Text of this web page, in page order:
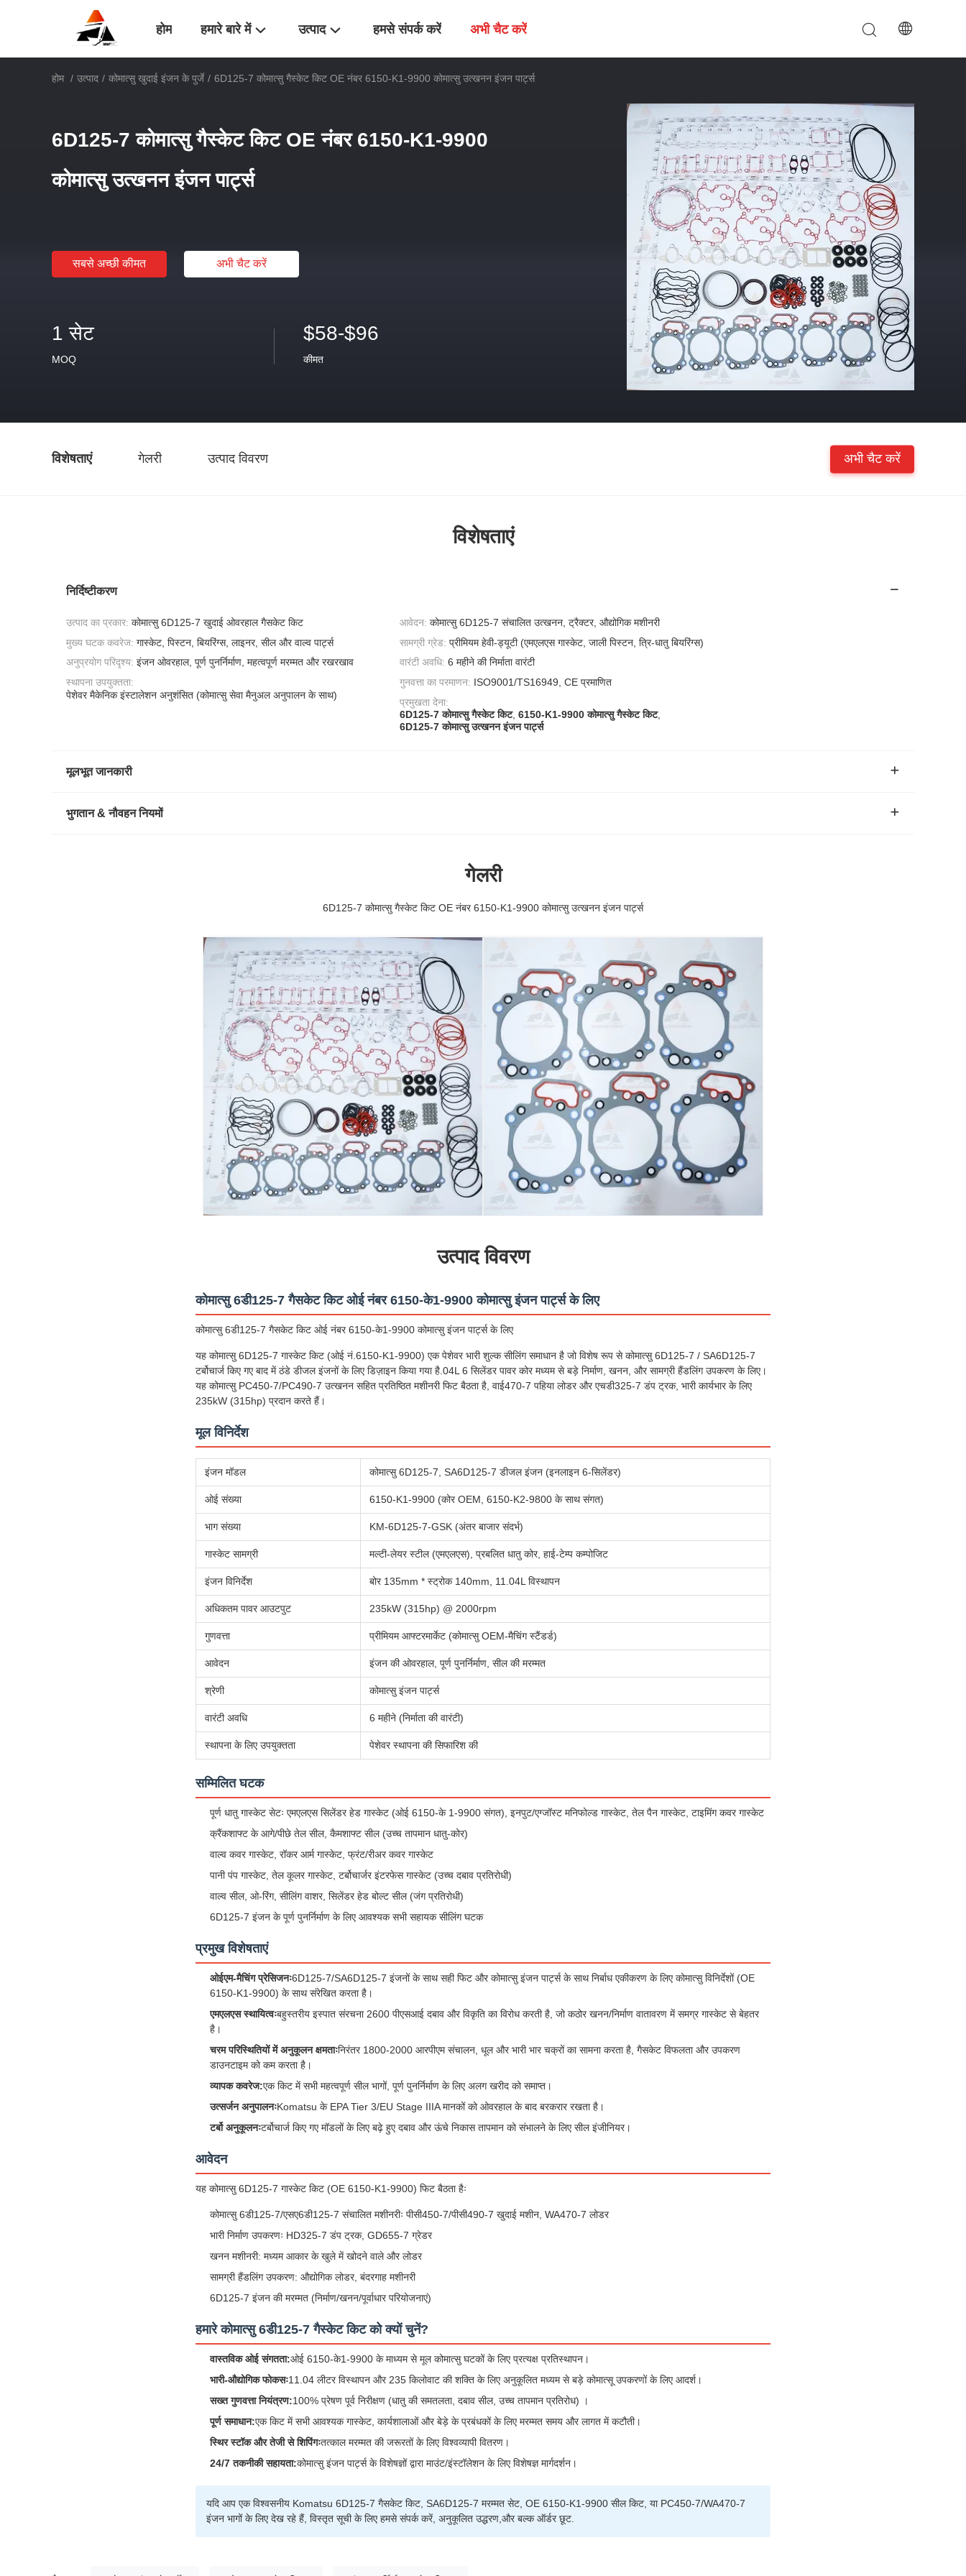
होम हमारे बारे में उत्पाद हमसे संपर्क करें अभी चैट करें
होम / उत्पाद / कोमात्सु खुदाई इंजन के पुर्जे / 6D125-7 कोमात्सु गैस्केट किट OE नंबर 6150-K1-9900 कोमात्सु उत्खनन इंजन पार्ट्स
6D125-7 कोमात्सु गैस्केट किट OE नंबर 6150-K1-9900
कोमात्सु उत्खनन इंजन पार्ट्स
सबसे अच्छी कीमत अभी चैट करें
1 सेट
MOQ
$58-$96
कीमत
विशेषताएं गेलरी उत्पाद विवरण अभी चैट करें
विशेषताएं
निर्दिष्टीकरण
उत्पाद का प्रकार: कोमात्सु 6D125-7 खुदाई ओवरहाल गैसकेट किट आवेदन: कोमात्सु 6D125-7 संचालित उत्खनन, ट्रैक्टर, औद्योगिक मशीनरी
मुख्य घटक कवरेज: गास्केट, पिस्टन, बियरिंग्स, लाइनर, सील और वाल्व पार्ट्स सामग्री ग्रेड: प्रीमियम हेवी-ड्यूटी (एमएलएस गास्केट, जाली पिस्टन, त्रि-धातु बियरिंग्स)
अनुप्रयोग परिदृश्य: इंजन ओवरहाल, पूर्ण पुनर्निर्माण, महत्वपूर्ण मरम्मत और रखरखाव वारंटी अवधि: 6 महीने की निर्माता वारंटी
स्थापना उपयुक्तता:
पेशेवर मैकेनिक इंस्टालेशन अनुशंसित (कोमात्सु सेवा मैनुअल अनुपालन के साथ)
गुनवत्ता का परमाणन: ISO9001/TS16949, CE प्रमाणित
प्रमुखता देना:
6D125-7 कोमात्सु गैस्केट किट, 6150-K1-9900 कोमात्सु गैस्केट किट,
6D125-7 कोमात्सु उत्खनन इंजन पार्ट्स
मूलभूत जानकारी
भुगतान & नौवहन नियमों
गेलरी
6D125-7 कोमात्सु गैस्केट किट OE नंबर 6150-K1-9900 कोमात्सु उत्खनन इंजन पार्ट्स
उत्पाद विवरण
कोमात्सु 6डी125-7 गैसकेट किट ओई नंबर 6150-के1-9900 कोमात्सु इंजन पार्ट्स के लिए
कोमात्सु 6डी125-7 गैसकेट किट ओई नंबर 6150-के1-9900 कोमात्सु इंजन पार्ट्स के लिए
यह कोमात्सु 6D125-7 गास्केट किट (ओई नं.6150-K1-9900) एक पेशेवर भारी शुल्क सीलिंग समाधान है जो विशेष रूप से कोमात्सु 6D125-7 / SA6D125-7
टर्बोचार्ज किए गए बाद में ठंडे डीजल इंजनों के लिए डिज़ाइन किया गया है.04L 6 सिलेंडर पावर कोर मध्यम से बड़े निर्माण, खनन, और सामग्री हैंडलिंग उपकरण के लिए।
यह कोमात्सु PC450-7/PC490-7 उत्खनन सहित प्रतिष्ठित मशीनरी फिट बैठता है, वाई470-7 पहिया लोडर और एचडी325-7 डंप ट्रक, भारी कार्यभार के लिए
235kW (315hp) प्रदान करते हैं।
मूल विनिर्देश
इंजन मॉडल कोमात्सु 6D125-7, SA6D125-7 डीजल इंजन (इनलाइन 6-सिलेंडर)
ओई संख्या 6150-K1-9900 (कोर OEM, 6150-K2-9800 के साथ संगत)
भाग संख्या KM-6D125-7-GSK (अंतर बाजार संदर्भ)
गास्केट सामग्री मल्टी-लेयर स्टील (एमएलएस), प्रबलित धातु कोर, हाई-टेम्प कम्पोजिट
इंजन विनिर्देश बोर 135mm * स्ट्रोक 140mm, 11.04L विस्थापन
अधिकतम पावर आउटपुट 235kW (315hp) @ 2000rpm
गुणवत्ता प्रीमियम आफ्टरमार्केट (कोमात्सु OEM-मैचिंग स्टैंडर्ड)
आवेदन इंजन की ओवरहाल, पूर्ण पुनर्निर्माण, सील की मरम्मत
श्रेणी कोमात्सु इंजन पार्ट्स
वारंटी अवधि 6 महीने (निर्माता की वारंटी)
स्थापना के लिए उपयुक्तता पेशेवर स्थापना की सिफारिश की
सम्मिलित घटक
पूर्ण धातु गास्केट सेटः एमएलएस सिलेंडर हेड गास्केट (ओई 6150-के 1-9900 संगत), इनपुट/एग्जॉस्ट मनिफोल्ड गास्केट, तेल पैन गास्केट, टाइमिंग कवर गास्केट
क्रैंकशाफ्ट के आगे/पीछे तेल सील, कैमशाफ्ट सील (उच्च तापमान धातु-कोर)
वाल्व कवर गास्केट, रॉकर आर्म गास्केट, फ्रंट/रीअर कवर गास्केट
पानी पंप गास्केट, तेल कूलर गास्केट, टर्बोचार्जर इंटरफेस गास्केट (उच्च दबाव प्रतिरोधी)
वाल्व सील, ओ-रिंग, सीलिंग वाशर, सिलेंडर हेड बोल्ट सील (जंग प्रतिरोधी)
6D125-7 इंजन के पूर्ण पुनर्निर्माण के लिए आवश्यक सभी सहायक सीलिंग घटक
प्रमुख विशेषताएं
ओईएम-मैचिंग प्रेसिजनः6D125-7/SA6D125-7 इंजनों के साथ सही फिट और कोमात्सु इंजन पार्ट्स के साथ निर्बाध एकीकरण के लिए कोमात्सु विनिर्देशों (OE
6150-K1-9900) के साथ संरेखित करता है।
एमएलएस स्थायित्वःबहुस्तरीय इस्पात संरचना 2600 पीएसआई दबाव और विकृति का विरोध करती है, जो कठोर खनन/निर्माण वातावरण में समग्र गास्केट से बेहतर
है।
चरम परिस्थितियों में अनुकूलन क्षमताःनिरंतर 1800-2000 आरपीएम संचालन, धूल और भारी भार चक्रों का सामना करता है, गैसकेट विफलता और उपकरण
डाउनटाइम को कम करता है।
व्यापक कवरेज:एक किट में सभी महत्वपूर्ण सील भागों, पूर्ण पुनर्निर्माण के लिए अलग खरीद को समाप्त।
उत्सर्जन अनुपालनःKomatsu के EPA Tier 3/EU Stage IIIA मानकों को ओवरहाल के बाद बरकरार रखता है।
टर्बो अनुकूलनःटर्बोचार्ज किए गए मॉडलों के लिए बढ़े हुए दबाव और ऊंचे निकास तापमान को संभालने के लिए सील इंजीनियर।
आवेदन
यह कोमात्सु 6D125-7 गास्केट किट (OE 6150-K1-9900) फिट बैठता हैः
कोमात्सु 6डी125-7/एसए6डी125-7 संचालित मशीनरीः पीसी450-7/पीसी490-7 खुदाई मशीन, WA470-7 लोडर
भारी निर्माण उपकरणः HD325-7 डंप ट्रक, GD655-7 ग्रेडर
खनन मशीनरी: मध्यम आकार के खुले में खोदने वाले और लोडर
सामग्री हैंडलिंग उपकरण: औद्योगिक लोडर, बंदरगाह मशीनरी
6D125-7 इंजन की मरम्मत (निर्माण/खनन/पूर्वाधार परियोजनाएं)
हमारे कोमात्सु 6डी125-7 गैस्केट किट को क्यों चुनें?
वास्तविक ओई संगतता:ओई 6150-के1-9900 के माध्यम से मूल कोमात्सु घटकों के लिए प्रत्यक्ष प्रतिस्थापन।
भारी-औद्योगिक फोकसः11.04 लीटर विस्थापन और 235 किलोवाट की शक्ति के लिए अनुकूलित मध्यम से बड़े कोमात्सू उपकरणों के लिए आदर्श।
सख्त गुणवत्ता नियंत्रण:100% प्रेषण पूर्व निरीक्षण (धातु की समतलता, दबाव सील, उच्च तापमान प्रतिरोध) ।
पूर्ण समाधान:एक किट में सभी आवश्यक गास्केट, कार्यशालाओं और बेड़े के प्रबंधकों के लिए मरम्मत समय और लागत में कटौती।
स्थिर स्टॉक और तेजी से शिपिंगःतत्काल मरम्मत की जरूरतों के लिए विश्वव्यापी वितरण।
24/7 तकनीकी सहायता:कोमात्सु इंजन पार्ट्स के विशेषज्ञों द्वारा माउंट/इंस्टॉलेशन के लिए विशेषज्ञ मार्गदर्शन।
यदि आप एक विश्वसनीय Komatsu 6D125-7 गैसकेट किट, SA6D125-7 मरम्मत सेट, OE 6150-K1-9900 सील किट, या PC450-7/WA470-7
इंजन भागों के लिए देख रहे हैं, विस्तृत सूची के लिए हमसे संपर्क करें, अनुकूलित उद्धरण,और बल्क ऑर्डर छूट.